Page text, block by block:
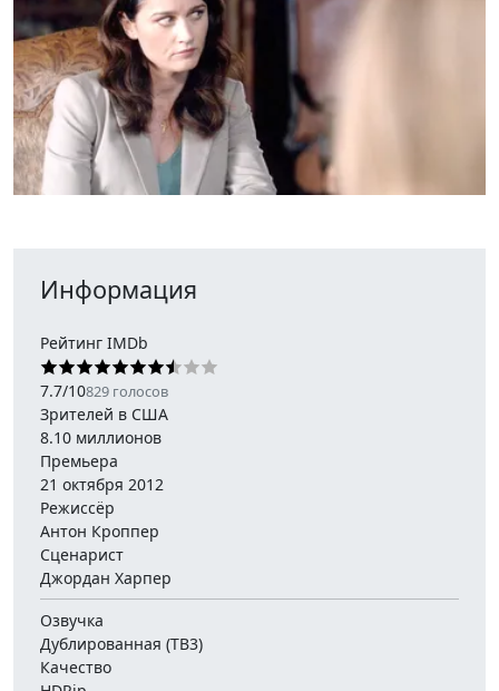
Информация
Рейтинг IMDb
7.7/10829 голосов
Зрителей в США
8.10 миллионов
Премьера
21 октября 2012
Режиссёр
Антон Кроппер
Сценарист
Джордан Харпер
Озвучка
Дублированная (ТВ3)
Качество